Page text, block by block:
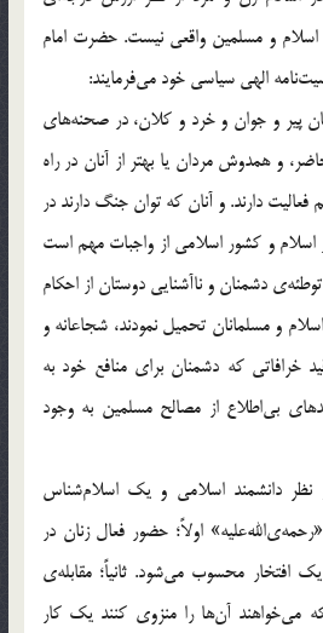
اسلام و مسلمين واقعي نيست. حضرت امام
الهي سياسي خود مي‌فرمايند:
پير و جوان و خرد و کلان، در صحنه‌هاي
و همدوش مردان يا بهتر از آنان در راه
دارند. و آنان که توان جنگ دارند در
و کشور اسلامي‌ از واجبات مهم است
دشمنان و ناآشنايي دوستان از احکام
و مسلمانان تحميل نمودند، شجاعانه و
خرافاتي که دشمنان براي منافع خود به
بي‌اطلاع از مصالح مسلمين به وجود
نظر دانشمند اسلامي و يک اسلام‌شناس
اولاً؛ حضور فعال زنان در
محسوب مي‌شود. ثانياً؛ مقابله‌ي
مي‌خواهند آن‌ها را منزوي کنند يک کار